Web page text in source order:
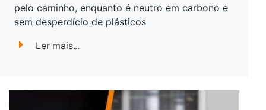
pelo caminho, enquanto é neutro em carbono e
sem desperdício de plásticos
Ler mais...